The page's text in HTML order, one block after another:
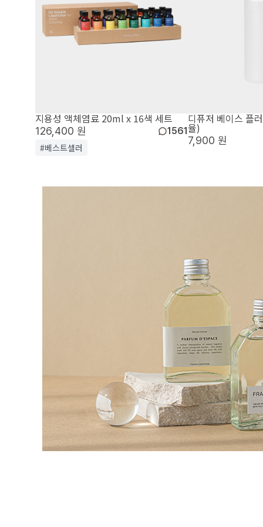
지용성 액체염료 20ml x 16색 세트
126,400 원 1561
#베스트셀러
디퓨저 베이스 플
율)
7,900 원